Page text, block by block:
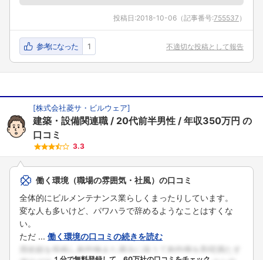
投稿日:2018-10-06 （記事番号:755537 ）
参考になった 1 不適切な投稿として報告
[株式会社菱サ・ビルウェア]
建築・設備関連職 20代前半男性 年収350万円 の
口コミ
3.3
働く環境（職場の雰囲気・社風）の口コミ
全体的にビルメンテナンス業らしくまったりしています。
変な人も多いけど、パワハラで辞めるようなことはすくな
い。
ただ ... 働く環境の口コミの続きを読む